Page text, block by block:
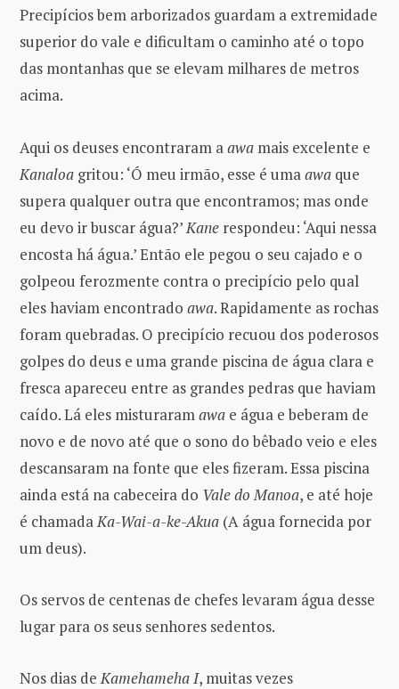
Precipícios bem arborizados guardam a extremidade
superior do vale e dificultam o caminho até o topo
das montanhas que se elevam milhares de metros
acima.
Aqui os deuses encontraram a awa mais excelente e
Kanaloa gritou: ‘Ó meu irmão, esse é uma awa que
supera qualquer outra que encontramos; mas onde
eu devo ir buscar água?’ Kane respondeu: ‘Aqui nessa
encosta há água.’ Então ele pegou o seu cajado e o
golpeou ferozmente contra o precipício pelo qual
eles haviam encontrado awa. Rapidamente as rochas
foram quebradas. O precipício recuou dos poderosos
golpes do deus e uma grande piscina de água clara e
fresca apareceu entre as grandes pedras que haviam
caído. Lá eles misturaram awa e água e beberam de
novo e de novo até que o sono do bêbado veio e eles
descansaram na fonte que eles fizeram. Essa piscina
ainda está na cabeceira do Vale do Manoa, e até hoje
é chamada Ka-Wai-a-ke-Akua (A água fornecida por
um deus).
Os servos de centenas de chefes levaram água desse
lugar para os seus senhores sedentos.
Nos dias deKamehameha I, muitas vezes